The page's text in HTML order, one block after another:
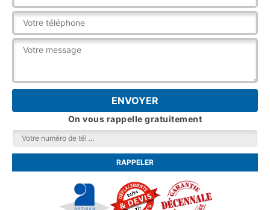
On vous rappelle gratuitement